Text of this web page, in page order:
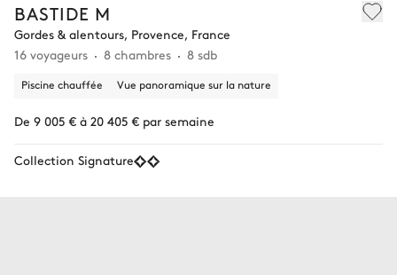
BASTIDE M
Gordes & alentours, Provence, France
16 voyageurs
8 chambres 8 sdb
Piscine chauffée Vue panoramique sur la nature
De 9 005 € à 20 405 € par semaine
Collection Signature